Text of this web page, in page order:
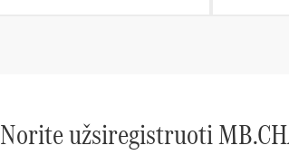
Norite užsiregistruoti